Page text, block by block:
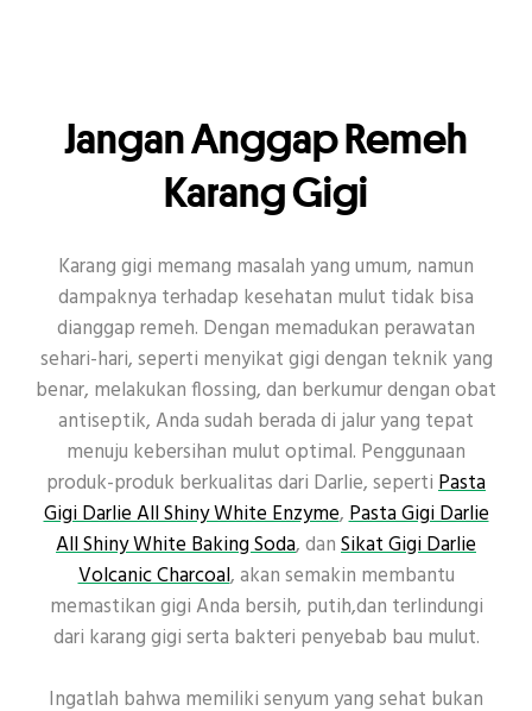
Jangan Anggap Remeh
Karang Gigi
Karang gigi memang masalah yang umum, namun
dampaknya terhadap kesehatan mulut tidak bisa
dianggap remeh. Dengan memadukan perawatan
sehari-hari, seperti menyikat gigi dengan teknik yang
benar, melakukan flossing, dan berkumur dengan obat
antiseptik, Anda sudah berada di jalur yang tepat
menuju kebersihan mulut optimal. Penggunaan
produk-produk berkualitas dari Darlie, sepertiPasta
Gigi Darlie All Shiny White Enzyme,Pasta Gigi Darlie
All Shiny White Baking Soda, danSikat Gigi Darlie
Volcanic Charcoal, akan semakin membantu
memastikan gigi Anda bersih, putih,dan terlindungi
dari karang gigi serta bakteri penyebab bau mulut.
Ingatlah bahwa memiliki senyum yang sehat bukan